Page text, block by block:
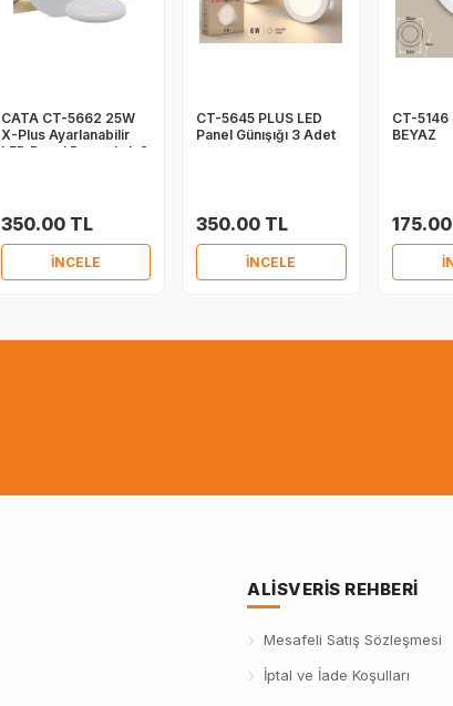
CATA CT-5662 25W
X-Plus Ayarlanabilir
LED Panel Beyaz Işık 2
350.00 TL
İNCELE
CT-5645 PLUS LED
Panel Günışığı 3 Adet
350.00 TL
İNCELE
CT-5146
BEYAZ
ALISVERIS REHBERI
Mesafeli Satış Sözleşmesi
İptal ve İade Koşulları